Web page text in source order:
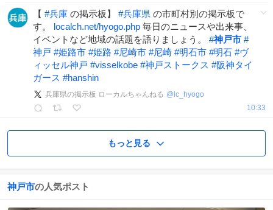
【 #兵庫 の掲示板】 #兵庫県 の市町村別の掲示板で
す。 localch.net/hyogo.php 毎日のニュースや出来事、
イベントなど地域の話題を語りましょう。 #神戸市 #
神戸 #姫路市 #姫路 #尼崎市 #尼崎 #明石市 #明石 #ヴ
ィッセル神戸 #visselkobe #神戸ストークス #阪神タイ
ガース #hanshin
兵庫県の掲示板 ローカルちゃんねる @ lc_hyogo
10:33
もっと見る
神戸市の人気ポスト